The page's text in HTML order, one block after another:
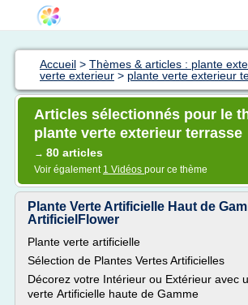
Accueil > Thèmes & articles : plante
verte exterieur > plante verte exterieur
Articles sélectionnés pour le
plante verte exterieur terrasse
→ 80 articles
Voir également 1 Vidéos pour ce thème
Plante Verte Artificielle Haut de
ArtificielFlower
Plante verte artificielle
Sélection de Plantes Vertes Artificielles
Décorez votre Intérieur ou Extérieur avec
verte Artificielle haute de Gamme